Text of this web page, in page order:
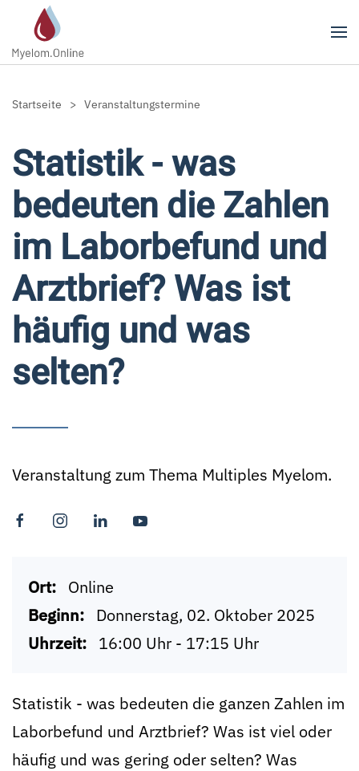
Zum Hauptinhalt springen
Startseite Veranstaltungstermine
Statistik - was
bedeuten die Zahlen
im Laborbefund und
Arztbrief? Was ist
häufig und was
selten?
Veranstaltung zum Thema Multiples Myelom.
Ort: Online
Beginn: Donnerstag, 02. Oktober 2025
Uhrzeit: 16:00 Uhr - 17:15 Uhr
Statistik - was bedeuten die ganzen Zahlen im
Laborbefund und Arztbrief? Was ist viel oder
häufig und was gering oder selten? Was